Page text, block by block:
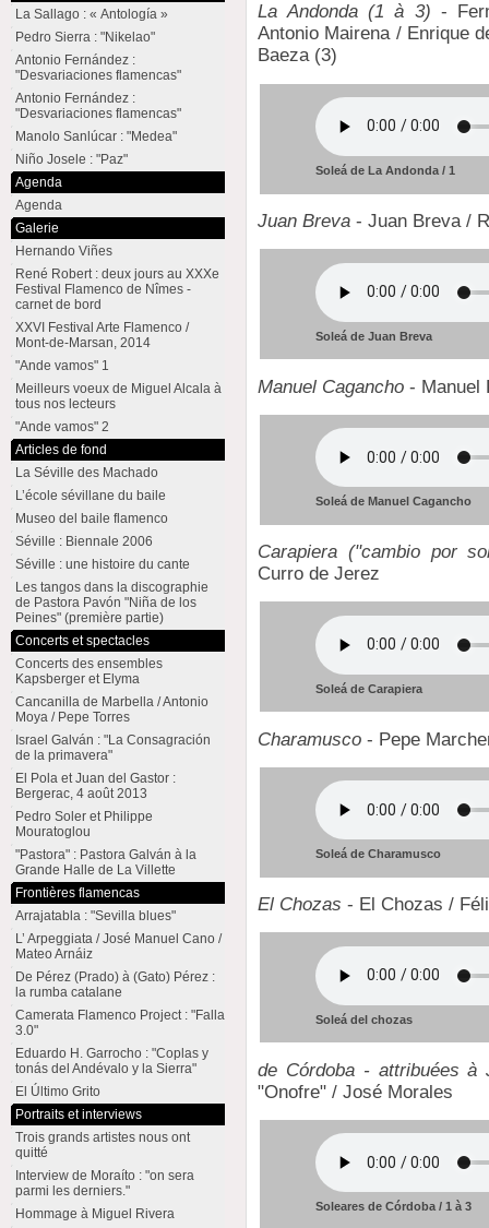
La Andonda (1 à 3) -
Antonio Mairena / Enrique
Baeza (3)
Soleá de La Andonda / 1
Juan Breva - Juan Breva /
Soleá de Juan Breva
Manuel Cagancho - Manuel
Soleá de Manuel Cagancho
Carapiera ("cambio por
Curro de Jerez
Soleá de Carapiera
Charamusco - Pepe
Soleá de Charamusco
El Chozas - El Chozas /
Soleá del chozas
de Córdoba - attribuées
"Onofre" / José Morales
Soleares de Córdoba / 1 à 3
La Sallago : « Antología »
Pedro Sierra : "Nikelao"
Antonio Fernández :
"Desvariaciones flamencas"
Antonio Fernández :
"Desvariaciones flamencas"
Manolo Sanlúcar : "Medea"
Niño Josele : "Paz"
Agenda
Agenda
Galerie
Hernando Viñes
René Robert : deux jours au XXXe
Festival Flamenco de Nîmes -
carnet de bord
XXVI Festival Arte Flamenco /
Mont-de-Marsan, 2014
"Ande vamos" 1
Meilleurs voeux de Miguel Alcala à
tous nos lecteurs
"Ande vamos" 2
Articles de fond
La Séville des Machado
L’école sévillane du baile
Museo del baile flamenco
Séville : Biennale 2006
Séville : une histoire du cante
Les tangos dans la discographie
de Pastora Pavón "Niña de los
Peines" (première partie)
Concerts et spectacles
Concerts des ensembles
Kapsberger et Elyma
Cancanilla de Marbella / Antonio
Moya / Pepe Torres
Israel Galván : "La Consagración
de la primavera"
El Pola et Juan del Gastor :
Bergerac, 4 août 2013
Pedro Soler et Philippe
Mouratoglou
"Pastora" : Pastora Galván à la
Grande Halle de La Villette
Frontières flamencas
Arrajatabla : "Sevilla blues"
L’ Arpeggiata / José Manuel Cano /
Mateo Arnáiz
De Pérez (Prado) à (Gato) Pérez :
la rumba catalane
Camerata Flamenco Project : "Falla
3.0"
Eduardo H. Garrocho : "Coplas y
tonás del Andévalo y la Sierra"
El Último Grito
Portraits et interviews
Trois grands artistes nous ont
quitté
Interview de Moraíto : "on sera
parmi les derniers."
Hommage à Miguel Rivera